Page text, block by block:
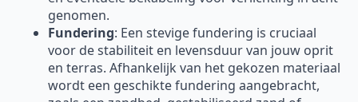
genomen.
Fundering: Een stevige fundering is cruciaal
voor de stabiliteit en levensduur van jouw oprit
en terras. Afhankelijk van het gekozen materiaal
wordt een geschikte fundering aangebracht,